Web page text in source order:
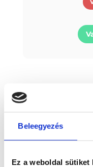
Beleegyezés
Ez a weboldal sütiket